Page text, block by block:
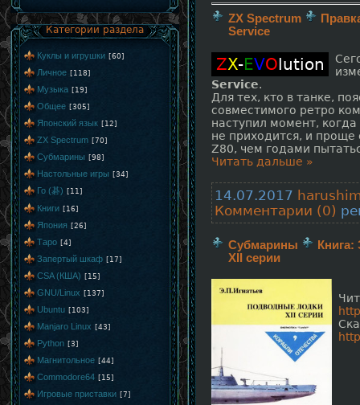
Категории раздела
Куклы и игрушки [60]
Личное [118]
Музыка [19]
Общее [305]
Японский язык [12]
ZX Spectrum [70]
Субмарины [98]
Настольные игры [34]
Го (碁) [11]
Книги [16]
Япония [26]
Таро [4]
Запертый шкаф [17]
CSA (КША) [15]
GNU/Linux [137]
Ubuntu [103]
Manjaro Linux [43]
Python [3]
Магнитольное [44]
Commodore64 [15]
Игровые приставки [7]
ZX Spectrum
Service
ZX-EVOlution
Service.
Для тех, кто в танке,
совместимого ретро
наступил момент,
не приходится, и проще
Z80, чем годами
Читать дальше »
14.07.2017
Комментарии (0)
Субмарины
XII серии